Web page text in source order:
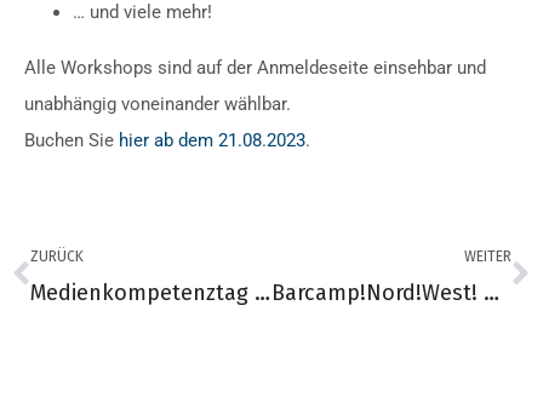
… und viele mehr!
Alle Workshops sind auf der Anmeldeseite einsehbar und
unabhängig voneinander wählbar.
Buchen Sie hier ab dem 21.08.2023.
ZURÜCK
Medienkompetenztag an der Waldschule Schwanewede
WEITER
Barcamp!Nord!West! Grundschule trifft Förderschule. Thema Digitalität.